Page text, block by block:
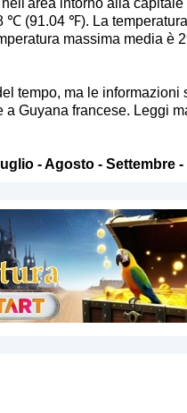
℃ (91.04 ℉). La
massima media
tempo, ma le
Guyana francese. Leggi
-Agosto- Settembre-